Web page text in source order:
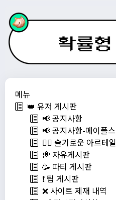
메뉴
👑 유저 게시판
📢 공지사항
📢 공지사항-메이플
💁‍♂ 슬기로운 아르테
💭 자유게시판
🥳 파티 게시판
❗️ 팁 게시판
❌ 사이트 제재 내역